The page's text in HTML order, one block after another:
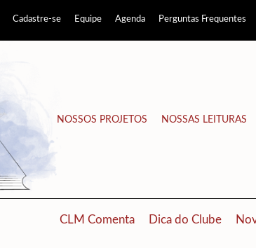
Cadastre-se Equipe Agenda Perguntas Frequentes
NOSSOS PROJETOS NOSSAS LEITURAS
CLM Comenta Dica do Clube